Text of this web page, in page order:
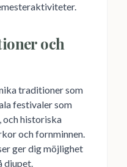
och
traditioner som
festivaler som
och historiska
och fornminnen.
ger dig möjlighet
djupet.